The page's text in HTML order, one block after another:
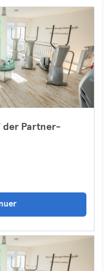
der Partner-